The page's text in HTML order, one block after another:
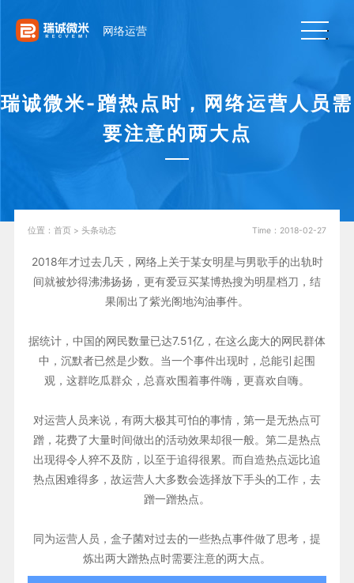
网络运营
瑞诚微米-蹭热点时，网络运营人员需
要注意的两大点
位置：首页 >头条动态 Time：2018-02-27
2018年才过去几天，网络上关于某女明星与男歌手的出轨时
间就被炒得沸沸扬扬，更有爱豆买某博热搜为明星档刀，结
果闹出了紫光阁地沟油事件。
据统计，中国的网民数量已达7.51亿，在这么庞大的网民群体
中，沉默者已然是少数。当一个事件出现时，总能引起围
观，这群吃瓜群众，总喜欢围着事件嗨，更喜欢自嗨。
对运营人员来说，有两大极其可怕的事情，第一是无热点可
蹭，花费了大量时间做出的活动效果却很一般。第二是热点
出现得令人猝不及防，以至于追得很累。而自造热点远比追
热点困难得多，故运营人大多数会选择放下手头的工作，去
蹭一蹭热点。
同为运营人员，盒子菌对过去的一些热点事件做了思考，提
炼出两大蹭热点时需要注意的两大点。